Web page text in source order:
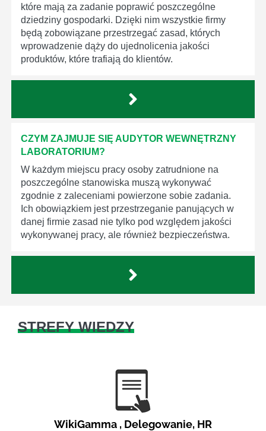
które mają za zadanie poprawić poszczególne
dziedziny gospodarki. Dzięki nim wszystkie firmy
będą zobowiązane przestrzegać zasad, których
wprowadzenie dąży do ujednolicenia jakości
produktów, które trafiają do klientów.
CZYM ZAJMUJE SIĘ AUDYTOR WEWNĘTRZNY
LABORATORIUM?
W każdym miejscu pracy osoby zatrudnione na
poszczególne stanowiska muszą wykonywać
zgodnie z zaleceniami powierzone sobie zadania.
Ich obowiązkiem jest przestrzeganie panujących w
danej firmie zasad nie tylko pod względem jakości
wykonywanej pracy, ale również bezpieczeństwa.
STREFY WIEDZY
WikiGamma , Delegowanie, HR